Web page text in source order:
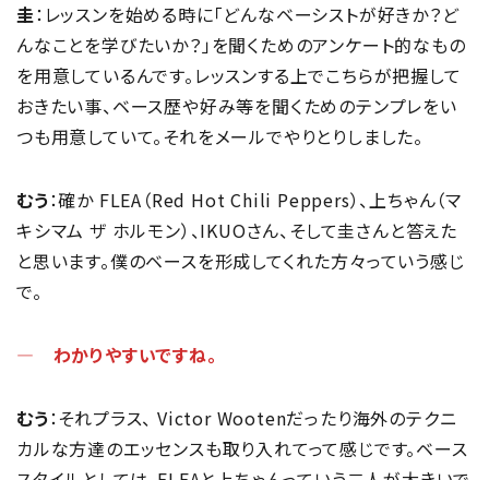
圭：レッスンを始める時に「どんなベーシストが好きか？ど
んなことを学びたいか？」を聞くためのアンケート的なもの
を用意しているんです。レッスンする上でこちらが把握して
おきたい事、ベース歴や好み等を聞くためのテンプレをい
つも用意していて。それをメールでやりとりしました。
むう：確か FLEA（Red Hot Chili Peppers）、上ちゃん（マ
キシマム ザ ホルモン）、IKUOさん、そして圭さんと答えた
と思います。僕のベースを形成してくれた方々っていう感じ
で。
― わかりやすいですね。
むう：それプラス、 Victor Wootenだったり海外のテクニ
カルな方達のエッセンスも取り入れてって感じです。ベース